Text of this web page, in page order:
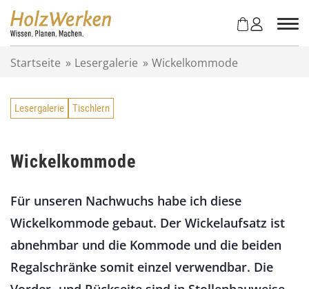
Startseite » Lesergalerie » Wickelkommode
Lesergalerie Tischlern
Wickelkommode
Für unseren Nachwuchs habe ich diese
Wickelkommode gebaut. Der Wickelaufsatz ist
abnehmbar und die Kommode und die beiden
Regalschränke somit einzel verwendbar. Die